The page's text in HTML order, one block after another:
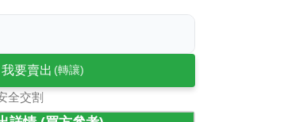
我要賣出 (轉讓)
全交割